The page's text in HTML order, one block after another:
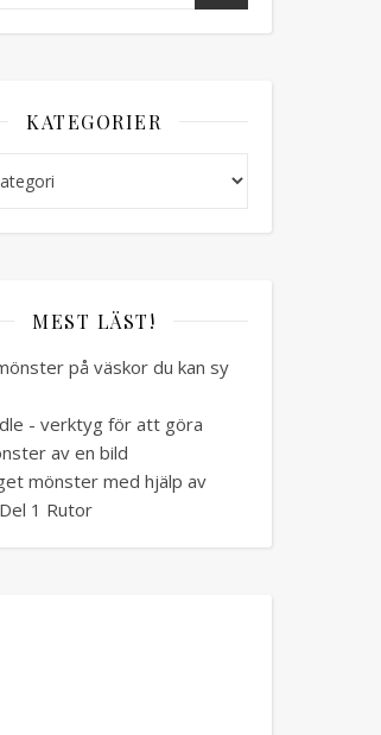
KATEGORIER
MEST LÄST!
på väskor du kan sy
- verktyg för att göra
av en bild
mönster med hjälp av
1 Rutor